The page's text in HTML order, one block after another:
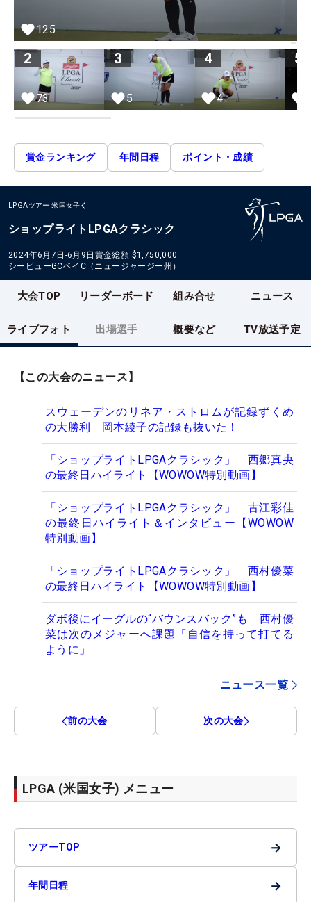
125
2
73
3
5
4
4
5
賞金ランキング 年間日程 ポイント・成績
LPGAツアー 米国女子
ショップライトLPGAクラシック
2024年6月7日-6月9日 賞金総額 $1,750,000
シービューGCベイC（ニュージャージー州）
大会TOP リーダーボード 組み合せ ニュース
ライブフォト 出場選手 概要など TV放送予定
【この大会のニュース】
スウェーデンのリネア・ストロムが記録ずくめ
の大勝利 岡本綾子の記録も抜いた！
「ショップライトLPGAクラシック」 西郷真央
の最終日ハイライト【WOWOW特別動画】
「ショップライトLPGAクラシック」 古江彩佳
の最終日ハイライト＆インタビュー【WOWOW
特別動画】
「ショップライトLPGAクラシック」 西村優菜
の最終日ハイライト【WOWOW特別動画】
ダボ後にイーグルの“バウンスバック”も 西村優
菜は次のメジャーへ課題「自信を持って打てる
ように」
ニュース一覧
前の大会 次の大会
LPGA (米国女子) メニュー
ツアーTOP →
年間日程 →